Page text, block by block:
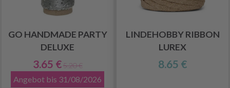
GO HANDMADE PARTY
DELUXE
3.65 € 5.20 €
Angebot bis 31/08/2026
LINDEHOBBY RIBBON
LUREX
8.65 €